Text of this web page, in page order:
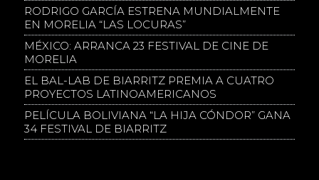
RODRIGO GARCÍA ESTRENA MUNDIALMENTE
EN MORELIA “LAS LOCURAS”
MÉXICO: ARRANCA 23 FESTIVAL DE CINE DE
MORELIA
EL BAL-LAB DE BIARRITZ PREMIA A CUATRO
PROYECTOS LATINOAMERICANOS
PELÍCULA BOLIVIANA “LA HIJA CÓNDOR” GANA
34 FESTIVAL DE BIARRITZ